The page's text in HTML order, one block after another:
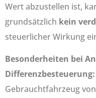
Wert abzustellen ist,
grundsätzlich kein
steuerlicher Wirkung
Besonderheiten bei
Differenzbesteuerung:
Gebrauchtfahrzeug